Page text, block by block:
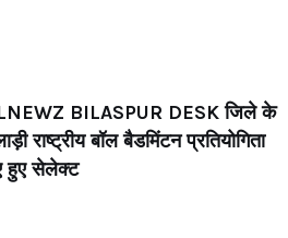
BILASPUR DESK जिले के
राष्ट्रीय बॉल बैडमिंटन प्रतियोगिता
हुए सेलेक्ट